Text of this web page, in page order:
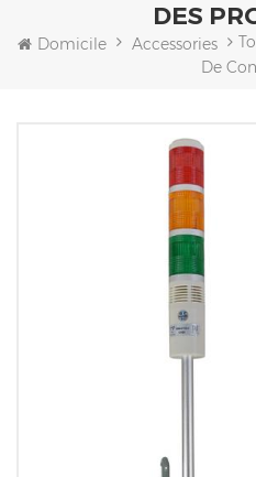
DES
Domicile Accessories
De